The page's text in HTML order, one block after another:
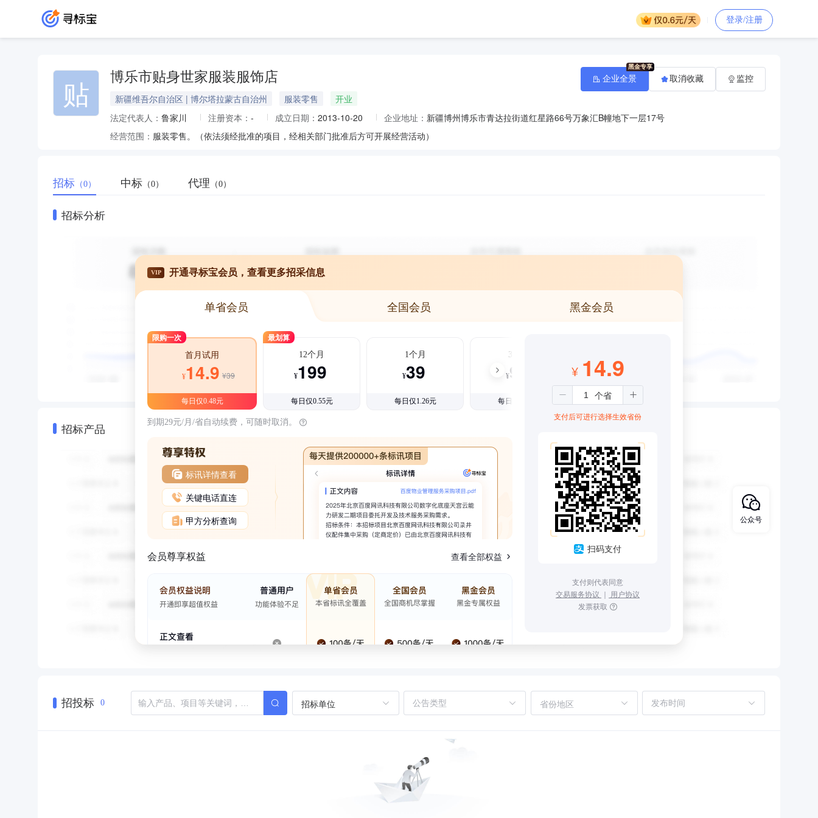
登录/注册
贴 博乐市贴身世家服装服饰店
新疆维吾尔自治区 | 博尔塔拉蒙古自治州 服装零售
开业
法定代表人： 鲁家川 注册资本： - 成立日期： 2013-10-20 企业地址： 新疆博州博乐市青达拉街道红星路66号万象汇B幢地下一层17号
经营范围： 服装零售。（依法须经批准的项目，经相关部门批准后方可开展经营活动）
企业全景 取消收藏 监控
招标 （0） 中标 （0） 代理 （0）
招标分析
招标产品
VIP 开通寻标宝会员，查看更多招采信息
单省会员 全国会员 黑金会员
限购一次
首月试用
¥14.9 ¥39
每日仅0.48元
最划算
12个月
¥199
每日仅0.55元
1个月
¥39
每日仅1.26元
3个月
¥99
每日仅1.08元
到期29元/月/省自动续费，可随时取消。
标讯详情查看
关键电话直连
甲方分析查询
会员尊享权益 查看全部权益
¥ 14.9
支付后可进行选择生效省份
扫码支付
支付则代表同意
交易服务协议 ｜ 用户协议
发票获取
招投标 0 招标单位 省份地区
公众号